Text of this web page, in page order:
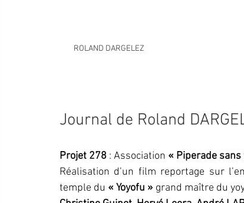
ROLAND DARGELEZ
Journal de Roland
Projet 278 : Association « Piperade
Réalisation d’un film reportage sur
temple du « Yoyofu » grand maître du